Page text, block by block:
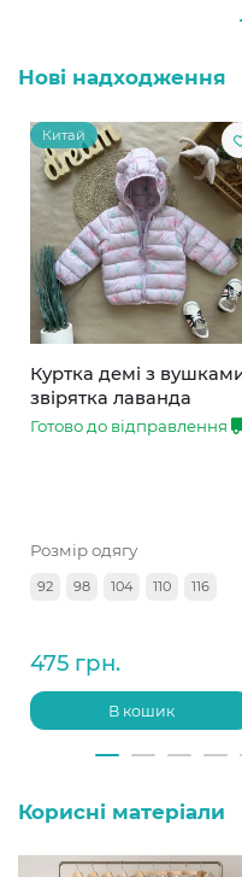
Нові надходження
Китай
Куртка демі з
звірятка лаванда
Готово до відправлення
Розмір одягу
92 98 104 110 116
475 грн.
В кошик
Корисні матеріали